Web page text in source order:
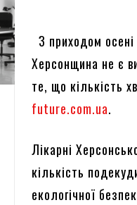
З приходом осені
Херсонщина не є
те, що кількість
future.com.ua.
Лікарні
кількість
екологічної